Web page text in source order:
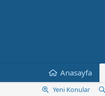
Anasayfa
Yeni Konular